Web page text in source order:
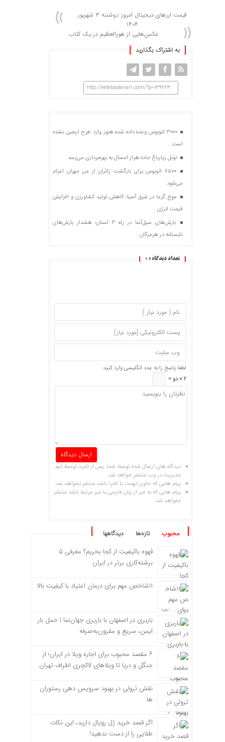
قیمت ارز‌های دیجیتال امروز دوشنبه ۳ شهریور
۱۴۰۴
عکس‌هایی از هورالعظیم در یک کتاب
به اشتراک بگذارید
http://eetelaateiran.com/?p=139663
۳۰۰۰ اتوبوس وعده داده شده هنوز وارد طرح اربعین نشده
است
تونل زیارباغ جاده هراز امسال به بهره‌برداری می‌رسد
۶۵۰۰ اتوبوس برای بازگشت زائران از مرز مهران اعزام
می‌شود
موج گرما در شرق آسیا؛ کاهش تولید کشاورزی و افزایش
قیمت انرژی
بارش‌های سیل‌آسا در راه ۳ استان؛ هشدار بارش‌های
تابستانه در هرمزگان
تعداد دیدگاه : 0
لطفا پاسخ را به عدد انگلیسی وارد کنید:
2 × دو =
دیدگاه های ارسال شده توسط شما، پس از تایید توسط تیم
مدیریت در وب منتشر خواهد شد.
پیام هایی که حاوی تهمت یا افترا باشد منتشر نخواهد شد.
پیام هایی که به غیر از زبان فارسی یا غیر مرتبط باشد منتشر
نخواهد شد.
محبوب تازه‌ها دیدگاهها
قهوه باکیفیت از کجا بخریم؟ معرفی ۵
برشته‌کاری برتر در ایران
۱۱شاخص مهم برای درمان اعتیاد با کیفیت بالا
باربری در اصفهان با باربری جهان‌نما | حمل بار
ایمن، سریع و مقرون‌به‌صرفه
۶ مقصد محبوب برای اجاره ویلا در ایران؛ از
جنگل و دریا تا ویلاهای لاکچری اطراف تهران
نقش ترولی در بهبود سرویس دهی رستوران
ها
اگر قصد خرید ژل رویال دارید، این نکات
طلایی را از دست ندهید!